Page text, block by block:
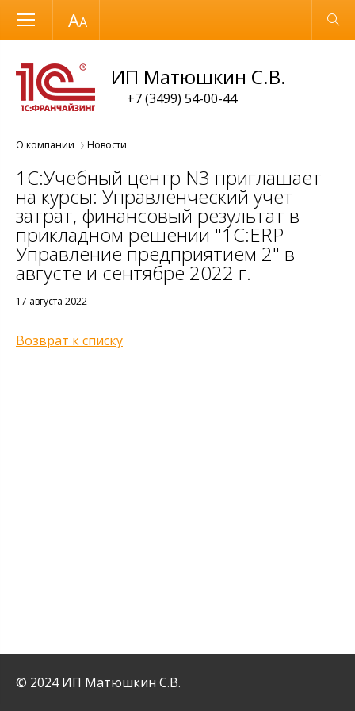
Размер шрифта Обычная версия
ИП Матюшкин С.В.
+7 (3499) 54-00-44
О компании Новости
1С:Учебный центр N3 приглашает
на курсы: Управленческий учет
затрат, финансовый результат в
прикладном решении "1С:ERP
Управление предприятием 2" в
августе и сентябре 2022 г.
17 августа 2022
Возврат к списку
© 2024 ИП Матюшкин С.В.